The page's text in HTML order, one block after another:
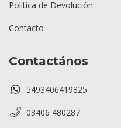
Política de Devolución
Contacto
Contactános
5493406419825
03406 480287